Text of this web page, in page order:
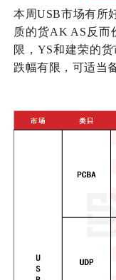
本周USB市场有所
质的货AK AS反而
限，YS和建荣的
跌幅有限，可适当